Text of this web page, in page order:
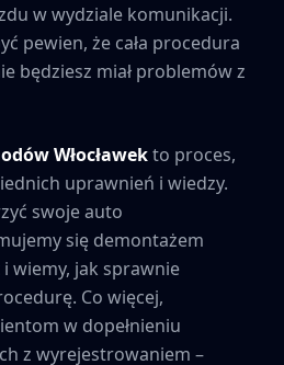
w wydziale komunikacji.
pewien, że cała procedura
będziesz miał problemów z
Włocławekto proces,
uprawnień i wiedzy.
swoje auto
się demontażem
wiemy, jak sprawnie
Co więcej,
w dopełnieniu
z wyrejestrowaniem –